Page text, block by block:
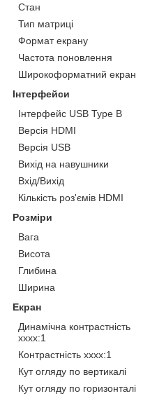
Стан
Тип матриці
Формат екрану
Частота поновлення
Широкоформатний екран
Інтерфейси
Інтерфейс USB Type B
Версія HDMI
Версія USB
Вихід на навушники
Вхід/Вихід
Кількість роз'ємів HDMI
Розміри
Вага
Висота
Глибина
Ширина
Екран
Динамічна контрастність
хххх:1
Контрастність хххх:1
Кут огляду по вертикалі
Кут огляду по горизонталі